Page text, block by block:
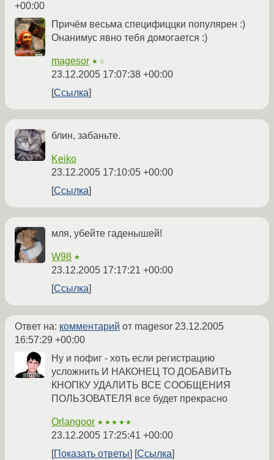
+00:00
Причём весьма специфиццки популярен :)
Онанимус явно тебя домогается :)
magesor ★☆
23.12.2005 17:07:38 +00:00
Ссылка
блин, забаньте.
Keiko
23.12.2005 17:10:05 +00:00
Ссылка
мля, убейте гаденышей!
W98 ★
23.12.2005 17:17:21 +00:00
Ссылка
Ответ на: комментарий от magesor 23.12.2005
16:57:29 +00:00
Ну и пофиг - хоть если регистрацию
усложнить И НАКОНЕЦ ТО ДОБАВИТЬ
КНОПКУ УДАЛИТЬ ВСЕ СООБЩЕНИЯ
ПОЛЬЗОВАТЕЛЯ все будет прекрасно
Orlangoor ★★★★★
23.12.2005 17:25:41 +00:00
Показать ответы
Ссылка